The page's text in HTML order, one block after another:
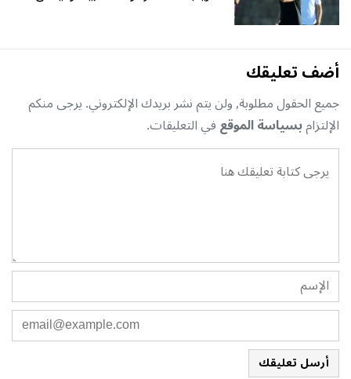
أضف تعليقك
جميع الحقول مطلوبة, ولن يتم نشر بريدك الإلكتروني. يرجى منكم
الإلتزامبسياسة الموقعفي التعليقات.
أرسل تعليقك